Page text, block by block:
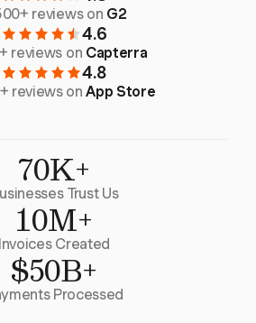
reviews on G2
4.6
reviews on Capterra
4.8
reviews onApp Store
70K+
Trust Us
10M+
Invoices Created
$50B+
Processed